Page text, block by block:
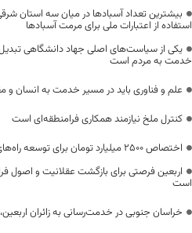
بیشترین تعداد آسبادها در میان سه استان
استفاده از اعتبارات ملی برای مرمت آسبادها
یکی از سیاست‌های اصلی جهاد دانشگاهی
خدمت به مردم است
علم و فناوری باید در مسیر خدمت به انسان و
کنترل ملخ نیازمند همکاری فرامنطقه‌ای است
اختصاص 2500 میلیارد تومان برای توسعه راه‌های دوبانده خراسان جنوبی
اربعین فرصتی برای بازگشت عقلانیت و
است
خراسان جنوبی در خدمت‌رسانی به زائران